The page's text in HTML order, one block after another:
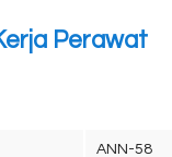
Perawat
ANN-58